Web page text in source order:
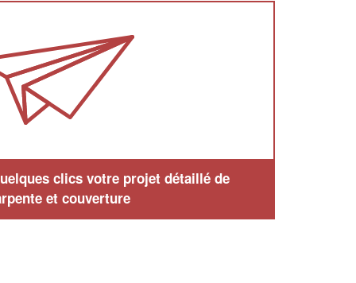
clics votre projet détaillé de
et couverture